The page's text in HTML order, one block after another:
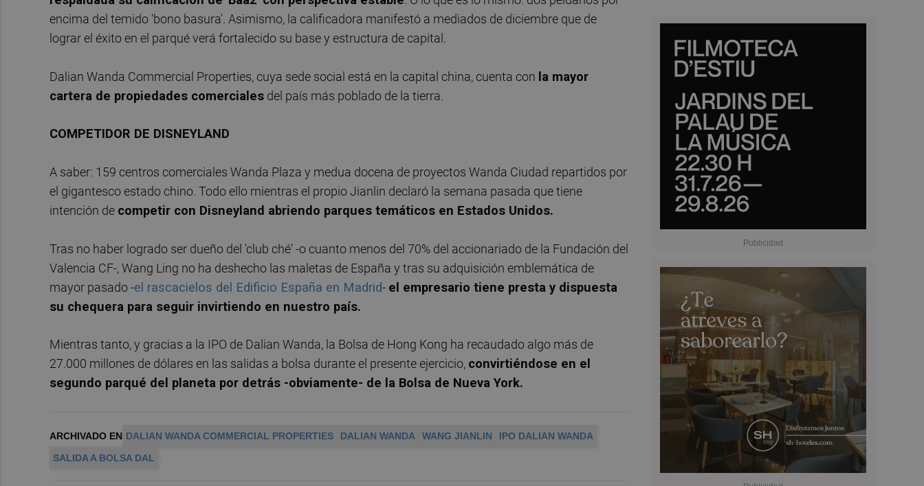
encima del temido 'bono basura'. Asimismo, la calificadora manifestó a mediados de diciembre que de
lograr el éxito en el parqué verá fortalecido su base y estructura de capital.
Dalian Wanda Commercial Properties, cuya sede social está en la capital china, cuenta con la mayor
cartera de propiedades comerciales del país más poblado de la tierra.
COMPETIDOR DE DISNEYLAND
A saber: 159 centros comerciales Wanda Plaza y medua docena de proyectos Wanda Ciudad repartidos por
el gigantesco estado chino. Todo ello mientras el propio Jianlin declaró la semana pasada que tiene
intención de competir con Disneyland abriendo parques temáticos en Estados Unidos.
Tras no haber logrado ser dueño del 'club ché' -o cuanto menos del 70% del accionariado de la Fundación del
Valencia CF-, Wang Ling no ha deshecho las maletas de España y tras su adquisición emblemática de
mayor pasado -el rascacielos del Edificio España en Madrid- el empresario tiene presta y dispuesta
su chequera para seguir invirtiendo en nuestro país.
Mientras tanto, y gracias a la IPO de Dalian Wanda, la Bolsa de Hong Kong ha recaudado algo más de
27.000 millones de dólares en las salidas a bolsa durante el presente ejercicio, convirtiéndose en el
segundo parqué del planeta por detrás -obviamente- de la Bolsa de Nueva York.
ARCHIVADO EN DALIAN WANDA COMMERCIAL PROPERTIES DALIAN WANDA WANG JIANLIN
IPO DALIAN WANDA
SALIDA A BOLSA DAL